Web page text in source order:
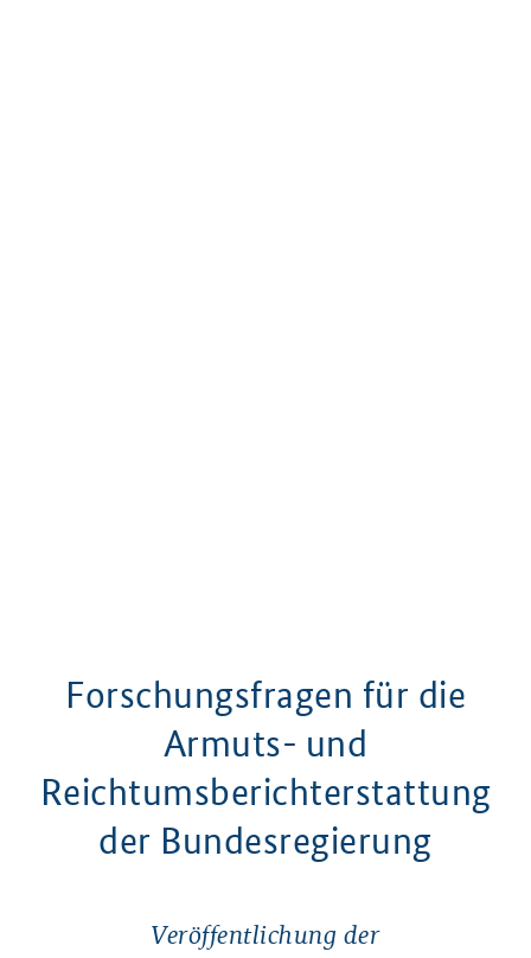
Forschungsfragen für die
Armuts- und
Reichtumsberichterstattung
der Bundesregierung
Veröffentlichung der